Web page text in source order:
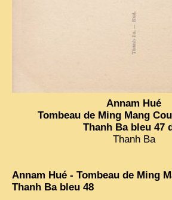
Annam Hué
Tombeau de Ming Mang
Thanh Ba bleu 47
Thanh Ba
Annam Hué - Tombeau de Ming
Thanh Ba bleu 48